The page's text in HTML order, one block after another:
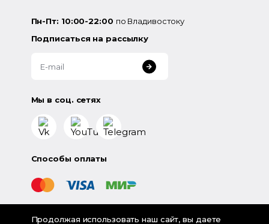
Пн-Пт: 10:00-22:00 по Владивостоку
Подписаться на рассылку
Мы в соц. сетях
Способы оплаты
Продолжая использовать наш сайт, вы даете